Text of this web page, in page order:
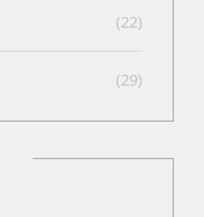
(22)
(29)